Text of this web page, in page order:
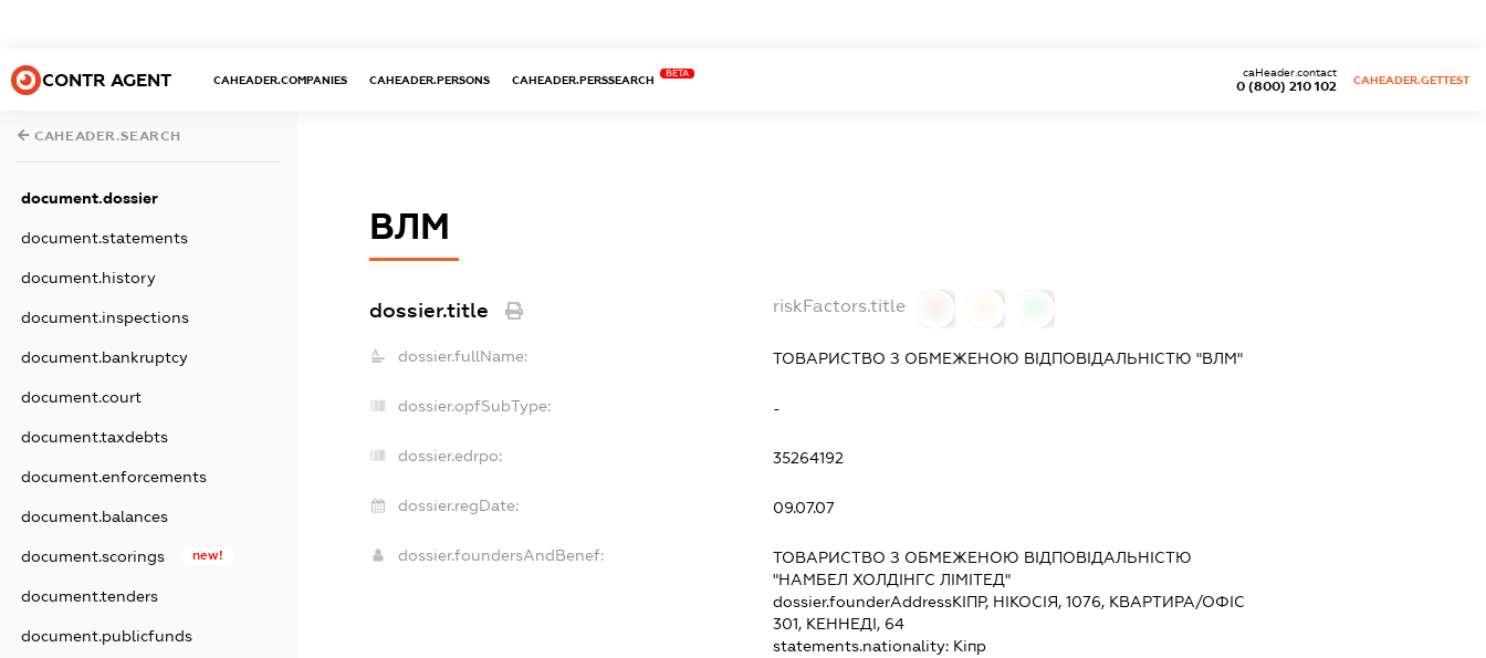
CONTR AGENT CAHEADER.COMPANIES CAHEADER.PERSONS CAHEADER.PERSSEARCH
BETA
0 (800) 210 102
caHeader.contact
CAHEADER.GETTEST
CAHEADER.SEARCH
document.dossier
document.statements
document.history
document.inspections
document.bankruptcy
document.court
document.taxdebts
document.enforcements
document.balances
document.scorings new!
document.tenders
document.publicfunds
ВЛМ
dossier.title riskFactors.title
dossier.fullName: ТОВАРИСТВО З ОБМЕЖЕНОЮ ВІДПОВІДАЛЬНІСТЮ "ВЛМ"
dossier.opfSubType: -
dossier.edrpo: 35264192
dossier.regDate: 09.07.07
dossier.foundersAndBenef:
ТОВАРИСТВО З ОБМЕЖЕНОЮ ВІДПОВІДАЛЬНІСТЮ
"НАМБЕЛ ХОЛДІНГС ЛІМІТЕД"
dossier.founderAddressКІПР, НІКОСІЯ, 1076, КВАРТИРА/ОФІС
301, КЕННЕДІ, 64
statements.nationality: Кіпр